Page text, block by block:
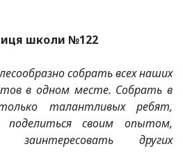
школи №122
собрать всех наших
в одном месте. Собрать в
талантливых ребят,
своим опытом,
заинтересовать других